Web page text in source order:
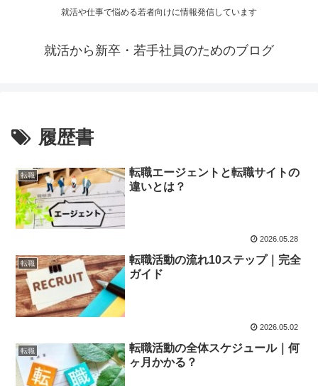
就活や仕事で悩める若者向けに情報発信しています
就活から新卒・若手社員のためのブログ
履歴書
転職
転職エージェントと転職サイトの
違いとは？
2026.05.28
転職
転職活動の流れ10ステップ｜完全
ガイド
2026.05.02
転職
転職活動の全体スケジュール｜何
ヶ月かかる？